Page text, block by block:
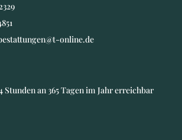
online.de
Stunden an 365 Tagen im Jahr erreichbar